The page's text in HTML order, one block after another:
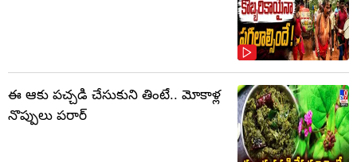
ఈ ఆకు పచ్చడి చేసుకుని తింటే.. మోకాళ్ల
నొప్పులు పరార్‌